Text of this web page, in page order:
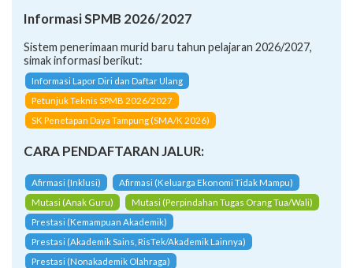
Informasi SPMB 2026/2027
Sistem penerimaan murid baru tahun pelajaran 2026/2027,
simak informasi berikut:
Informasi Lapor Diri dan Daftar Ulang
Petunjuk Teknis SPMB 2026/2027
SK Penetapan Daya Tampung (SMA/K 2026)
CARA PENDAFTARAN JALUR:
Afirmasi (Inklusi)
Afirmasi (Keluarga Ekonomi Tidak Mampu)
Mutasi (Anak Guru)
Mutasi (Perpindahan Tugas Orang Tua/Wali)
Prestasi (Kemampuan Akademik)
Prestasi (Akademik Sains, RisTek/Akademik Lainnya)
Prestasi (Nonakademik Olahraga)